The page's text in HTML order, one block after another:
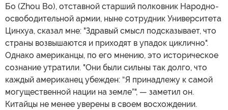
Бо (Zhou Bo), отставной старший полковник Народно-
освободительной армии, ныне сотрудник Университета
Цинхуа, сказал мне: "Здравый смысл подсказывает, что
страны возвышаются и приходят в упадок циклично".
Однако американцы, по его мнению, это историческое
сознание утратили. "Они были сильны так долго, что
каждый американец убежден: “Я принадлежу к самой
могущественной нации на земле”", — заметил он.
Китайцы не менее уверены в своем восхождении.